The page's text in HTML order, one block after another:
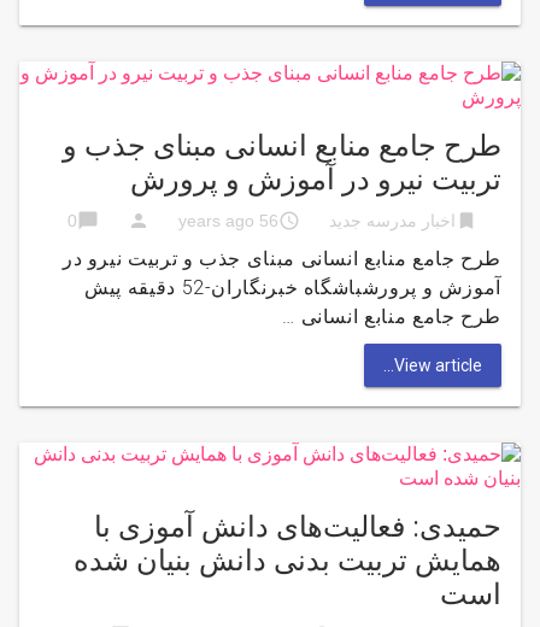
طرح جامع منابع انسانی مبنای جذب و
تربیت نیرو در آموزش و پرورش
bookmark اخبار مدرسه جدید access_time
56 years ago
person
chat_bubble
0
طرح جامع منابع انسانی مبنای جذب و تربیت نیرو در
آموزش و پرورشباشگاه خبرنگاران-52 دقیقه پیش
طرح جامع منابع انسانی …
View article...
حمیدی: فعالیت‌های دانش آموزی با
همایش تربیت بدنی دانش بنیان شده
است